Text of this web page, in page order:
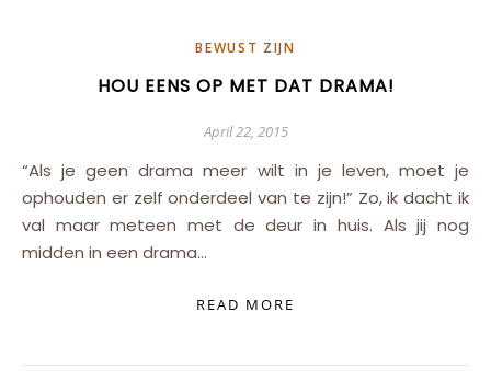
BEWUST ZIJN
HOU EENS OP MET DAT DRAMA!
April 22, 2015
“Als je geen drama meer wilt in je leven, moet je
ophouden er zelf onderdeel van te zijn!” Zo, ik dacht ik
val maar meteen met de deur in huis. Als jij nog
midden in een drama…
READ MORE